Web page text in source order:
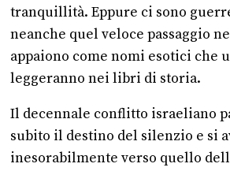
tranquillità. Eppure ci sono
neanche quel veloce passaggio
appaiono come nomi esotici che
leggeranno nei libri di storia.
Il decennale conflitto israeliano
subito il destino del silenzio e si
inesorabilmente verso quello